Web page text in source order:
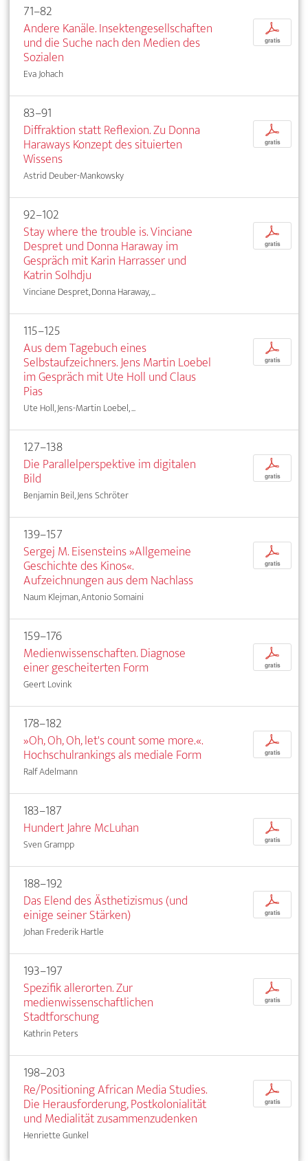
71–82
Andere Kanäle. Insektengesellschaften
und die Suche nach den Medien des
Sozialen
Eva Johach
p
gratis
83–91
Diffraktion statt Reflexion. Zu Donna
Haraways Konzept des situierten
Wissens
Astrid Deuber-Mankowsky
p
gratis
92–102
Stay where the trouble is. Vinciane
Despret und Donna Haraway im
Gespräch mit Karin Harrasser und
Katrin Solhdju
Vinciane Despret, Donna Haraway, ...
p
gratis
115–125
Aus dem Tagebuch eines
Selbstaufzeichners. Jens Martin Loebel
im Gespräch mit Ute Holl und Claus
Pias
Ute Holl, Jens-Martin Loebel, ...
p
gratis
127–138
Die Parallelperspektive im digitalen
Bild
Benjamin Beil, Jens Schröter
p
gratis
139–157
Sergej M. Eisensteins »Allgemeine
Geschichte des Kinos«.
Aufzeichnungen aus dem Nachlass
Naum Klejman, Antonio Somaini
p
gratis
159–176
Medienwissenschaften. Diagnose
einer gescheiterten Form
Geert Lovink
p
gratis
178–182
»Oh, Oh, Oh, let's count some more.«.
Hochschulrankings als mediale Form
Ralf Adelmann
p
gratis
183–187
Hundert Jahre McLuhan
Sven Grampp
p
gratis
188–192
Das Elend des Ästhetizismus (und
einige seiner Stärken)
Johan Frederik Hartle
p
gratis
193–197
Spezifik allerorten. Zur
medienwissenschaftlichen
Stadtforschung
Kathrin Peters
p
gratis
198–203
Re/Positioning African Media Studies.
Die Herausforderung, Postkolonialität
und Medialität zusammenzudenken
Henriette Gunkel
p
gratis